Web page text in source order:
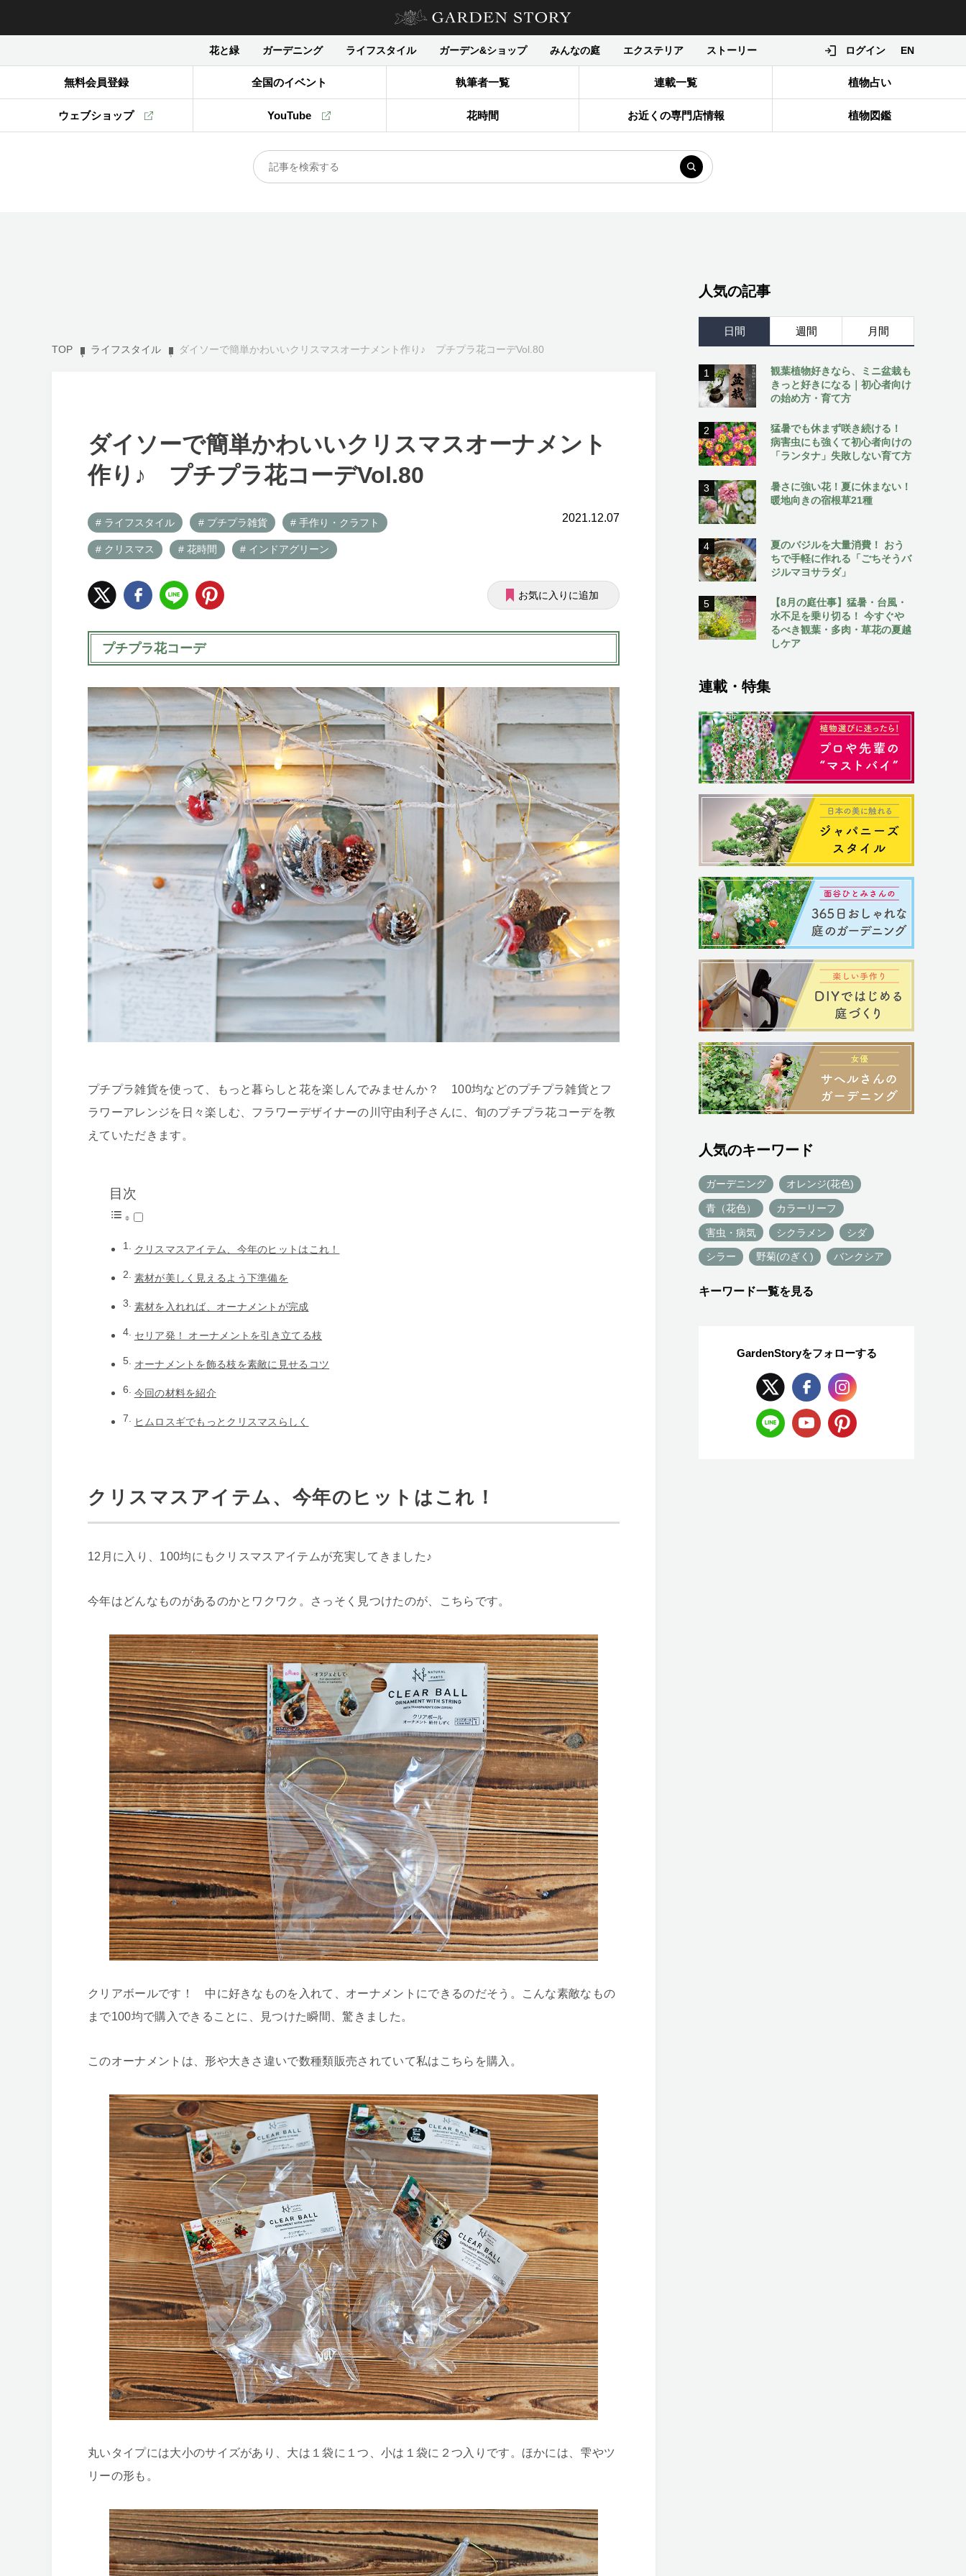
花と緑 ガーデニング ライフスタイル ガーデン&ショップ みんなの庭 エクステリア ストーリー ログイン EN
無料会員登録 全国のイベント 執筆者一覧 連載一覧 植物占い
ウェブショップ YouTube 花時間 お近くの専門店情報 植物図鑑
TOP ライフスタイル ダイソーで簡単かわいいクリスマスオーナメント作り♪ プチプラ花コーデVol.80
ダイソーで簡単かわいいクリスマスオーナメント
作り♪ プチプラ花コーデVol.80
# ライフスタイル # プチプラ雑貨 # 手作り・クラフト
# クリスマス # 花時間 # インドアグリーン
2021.12.07
お気に入りに追加
プチプラ花コーデ
プチプラ雑貨を使って、もっと暮らしと花を楽しんでみませんか？ 100均などのプチプラ雑貨とフ
ラワーアレンジを日々楽しむ、フラワーデザイナーの川守由利子さんに、旬のプチプラ花コーデを教
えていただきます。
目次
クリスマスアイテム、今年のヒットはこれ！
素材が美しく見えるよう下準備を
素材を入れれば、オーナメントが完成
セリア発！ オーナメントを引き立てる枝
オーナメントを飾る枝を素敵に見せるコツ
今回の材料を紹介
ヒムロスギでもっとクリスマスらしく
クリスマスアイテム、今年のヒットはこれ！
12月に入り、100均にもクリスマスアイテムが充実してきました♪
今年はどんなものがあるのかとワクワク。さっそく見つけたのが、こちらです。
クリアボールです！ 中に好きなものを入れて、オーナメントにできるのだそう。こんな素敵なもの
まで100均で購入できることに、見つけた瞬間、驚きました。
このオーナメントは、形や大きさ違いで数種類販売されていて私はこちらを購入。
丸いタイプには大小のサイズがあり、大は１袋に１つ、小は１袋に２つ入りです。ほかには、雫やツ
リーの形も。
人気の記事
日間 週間 月間
1
観葉植物好きなら、ミニ盆栽も
きっと好きになる｜初心者向け
の始め方・育て方
2
猛暑でも休まず咲き続ける！
病害虫にも強くて初心者向けの
「ランタナ」失敗しない育て方
3
暑さに強い花！夏に休まない！
暖地向きの宿根草21種
4
夏のバジルを大量消費！ おう
ちで手軽に作れる「ごちそうバ
ジルマヨサラダ」
5
【8月の庭仕事】猛暑・台風・
水不足を乗り切る！ 今すぐや
るべき観葉・多肉・草花の夏越
しケア
連載・特集
人気のキーワード
ガーデニング オレンジ(花色)
青（花色） カラーリーフ
害虫・病気 シクラメン シダ
シラー 野菊(のぎく) バンクシア
キーワード一覧を見る
GardenStoryをフォローする